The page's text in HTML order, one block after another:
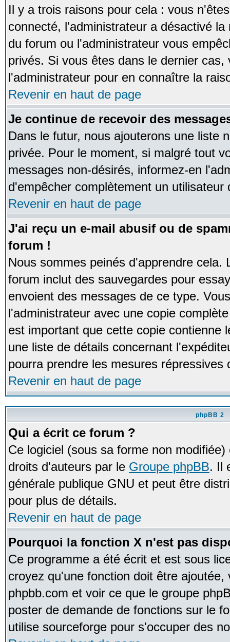
Il y a trois raisons pour cela : vous
connecté, l'administrateur a désactivé
du forum ou l'administrateur vous
privés. Si vous êtes dans le dernier
l'administrateur pour en connaître la
Revenir en haut de page
Je continue de recevoir des
Dans le futur, nous ajouterons une liste
privée. Pour le moment, si malgré tout
messages non-désirés, informez-en
d'empêcher complètement un
Revenir en haut de page
J'ai reçu un e-mail abusif ou de
forum !
Nous sommes peinés d'apprendre cela.
forum inclut des sauvegardes pour
envoient des messages de ce type.
l'administrateur avec une copie
est important que cette copie contienne
une liste de détails concernant
pourra prendre les mesures répressives
Revenir en haut de page
phpBB 2
Qui a écrit ce forum ?
Ce logiciel (sous sa forme non
droits d'auteurs par le Groupe phpBB. Il
générale publique GNU et peut être
pour plus de détails.
Revenir en haut de page
Pourquoi la fonction X n'est pas
Ce programme a été écrit et est sous
croyez qu'une fonction doit être
phpbb.com et voir ce que le groupe
poster de demande de fonctions sur le
utilise sourceforge pour s'occuper des